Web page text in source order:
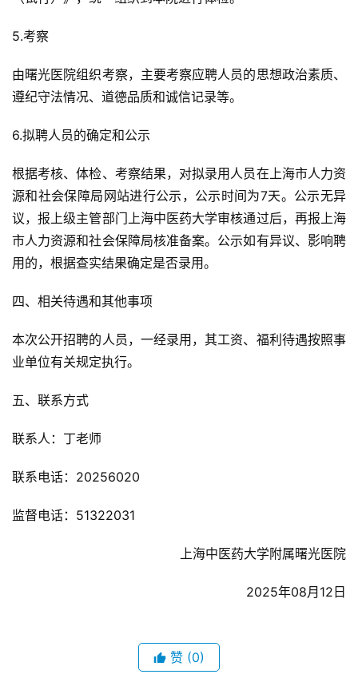
5.考察
由曙光医院组织考察，主要考察应聘人员的思想政治素质、
遵纪守法情况、道德品质和诚信记录等。
6.拟聘人员的确定和公示
根据考核、体检、考察结果，对拟录用人员在上海市人力资
源和社会保障局网站进行公示，公示时间为7天。公示无异
议，报上级主管部门上海中医药大学审核通过后，再报上海
市人力资源和社会保障局核准备案。公示如有异议、影响聘
用的，根据查实结果确定是否录用。
四、相关待遇和其他事项
本次公开招聘的人员，一经录用，其工资、福利待遇按照事
业单位有关规定执行。
五、联系方式
联系人：丁老师
联系电话：20256020
监督电话：51322031
上海中医药大学附属曙光医院
2025年08月12日
赞 (0)